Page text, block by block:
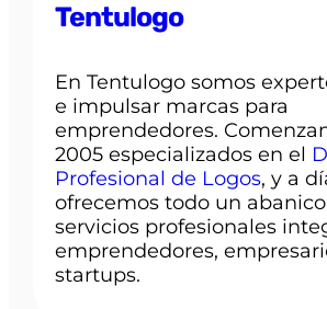
Tentulogo
En Tentulogo somos
e impulsar marcas para
emprendedores.
2005 especializados en el
Profesional de Logos, y a
ofrecemos todo un
servicios profesionales
emprendedores,
startups.